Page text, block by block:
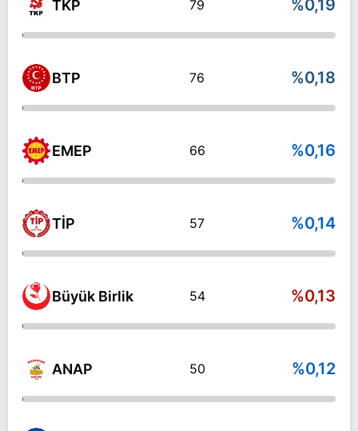
TKP 79 %0,19
BTP 76 %0,18
EMEP 66 %0,16
TİP 57 %0,14
Büyük Birlik 54 %0,13
ANAP 50 %0,12